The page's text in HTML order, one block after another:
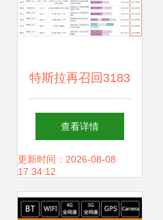
特斯拉再召回3183
辆，为何消费者依
然心怀疑虑？
查看详情
更新时间：2026-08-08
17:34:12